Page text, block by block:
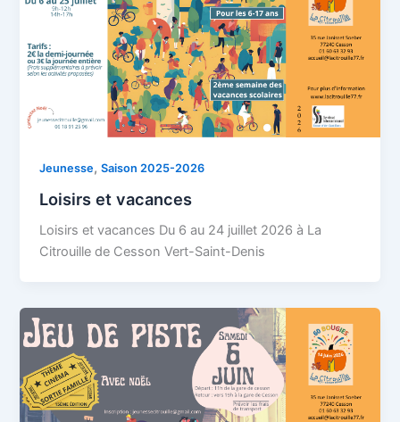
Jeunesse,Saison 2025-2026
Loisirs et vacances
Loisirs et vacances Du 6 au 24 juillet 2026 à La
Citrouille de Cesson Vert-Saint-Denis